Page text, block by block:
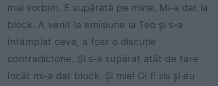
mai vorbim. E supărată pe mine. Mi-a dat la
block. A venit la emisiune la Teo și s-a
întâmplat ceva, a fost o discuție
contradictorie. Și s-a supărat atât de tare
încât mi-a dat block. Și mie! Oi fi zis și eu